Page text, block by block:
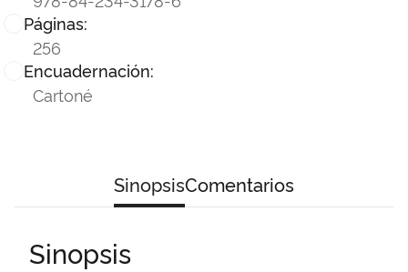
Páginas:
256
Encuadernación:
Cartoné
SinopsisComentarios
Sinopsis